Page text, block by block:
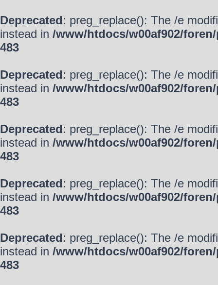
Deprecated: preg_replace(): The /e
instead in /www/htdocs/w00af902/
483
Deprecated: preg_replace(): The /e
instead in /www/htdocs/w00af902/
483
Deprecated: preg_replace(): The /e
instead in /www/htdocs/w00af902/
483
Deprecated: preg_replace(): The /e
instead in /www/htdocs/w00af902/
483
Deprecated: preg_replace(): The /e
instead in /www/htdocs/w00af902/
483